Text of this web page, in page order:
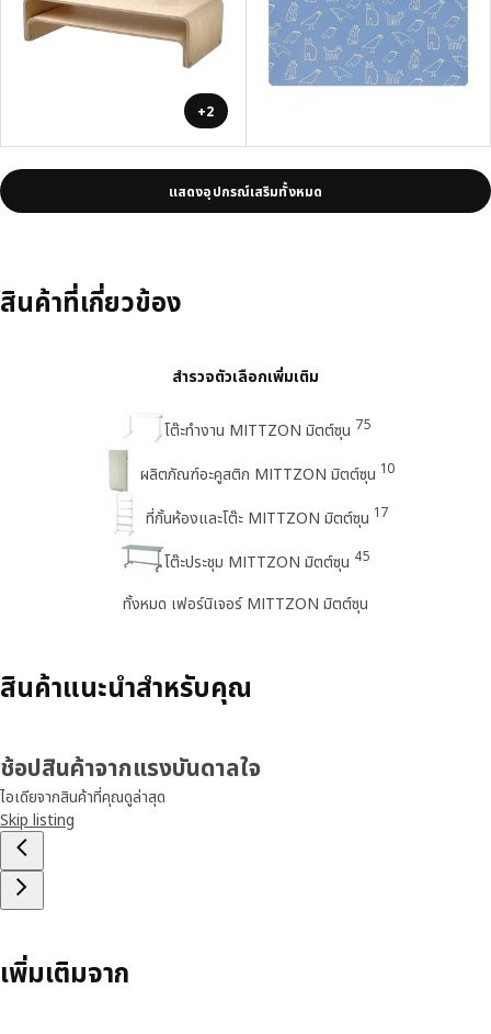
+2
แสดงอุปกรณ์เสริมทั้งหมด
สินค้าที่เกี่ยวข้อง
สำรวจตัวเลือกเพิ่มเติม
โต๊ะทำงาน MITTZON มิตต์ซุน 75
ผลิตภัณฑ์อะคูสติก MITTZON มิตต์ซุน 10
ที่กั้นห้องและโต๊ะ MITTZON มิตต์ซุน 17
โต๊ะประชุม MITTZON มิตต์ซุน 45
ทั้งหมด เฟอร์นิเจอร์ MITTZON มิตต์ซุน
สินค้าแนะนำสำหรับคุณ
ช้อปสินค้าจากแรงบันดาลใจ
ไอเดียจากสินค้าที่คุณดูล่าสุด
Skip listing
เพิ่มเติมจาก